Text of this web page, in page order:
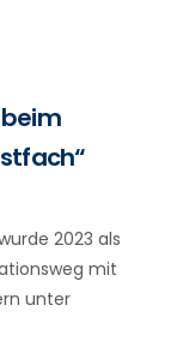
2023 als
mit
unter